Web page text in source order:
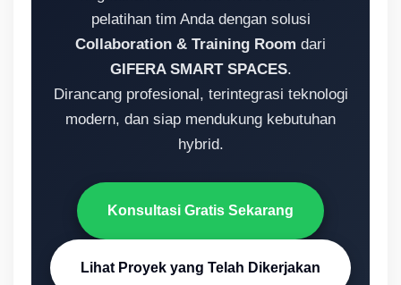
pelatihan tim Anda dengan solusi
Collaboration & Training Room dari
GIFERA SMART SPACES.
Dirancang profesional, terintegrasi teknologi
modern, dan siap mendukung kebutuhan
hybrid.
Konsultasi Gratis Sekarang
Lihat Proyek yang Telah Dikerjakan